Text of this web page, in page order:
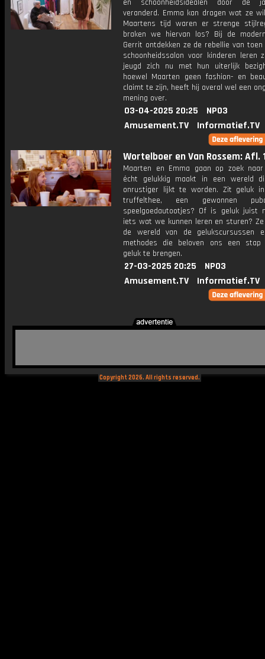
en schoonheidsidealen door de
veranderd. Emma kan dragen wat ze
Maartens tijd waren er strenge
braken we hiervan los? Bij de
Gerrit ontdekken ze de rebellie van
schoonheidssalon voor kinderen leren
jeugd zich nu met hun uiterlijk
hoewel Maarten geen fashion- en
claimt te zijn, heeft hij overal wel een
mening over.
03-04-2025 20:25
NPO3
Amusement.TV
Informatief.TV
Wortelboer en Van Rossem: Afl.
Maarten en Emma gaan op zoek
écht gelukkig maakt in een wereld
onrustiger lijkt te worden. Zit geluk
truffelthee, een gewonnen
speelgoedautootjes? Of is geluk juist
iets wat we kunnen leren en sturen?
de wereld van de gelukscursussen
methodes die beloven ons een stap
geluk te brengen.
27-03-2025 20:25
NPO3
Amusement.TV
Informatief.TV
Copyright 2026. All rights reserved.